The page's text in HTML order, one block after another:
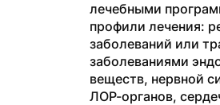
лечебными
профили лечения:
заболеваний или
заболеваниями
веществ, нервной
ЛОР-органов,